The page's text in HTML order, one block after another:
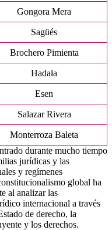
Gongora Mera
Sagüés
Brochero Pimienta
Hadała
Esen
Salazar Rivera
Monterroza Baleta
durante mucho tiempo
jurídicas y las
y regímenes
global ha
al analizar las
internacional a través
de derecho, la
y los derechos.